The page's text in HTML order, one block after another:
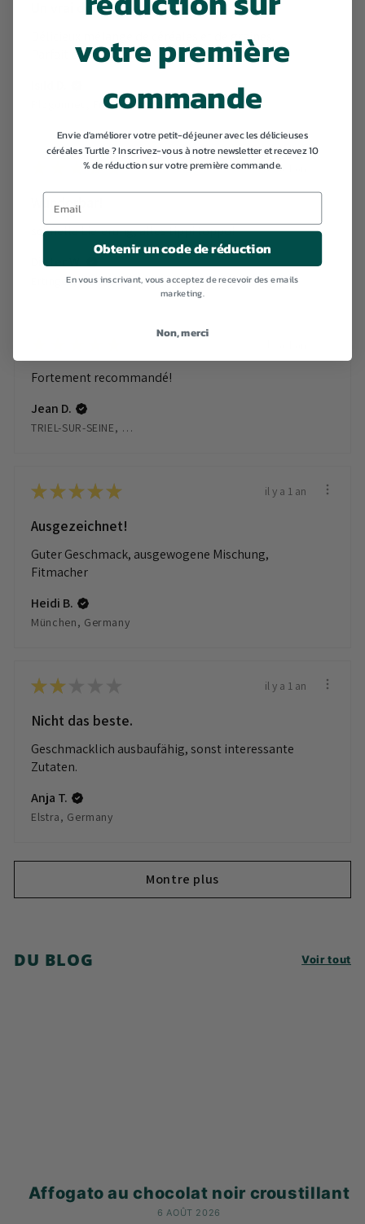
Un vrai délice
Délicieux mélange de céréales et de graines.
Parfait en overnight.
Plogonnec, France
★★ il y a 1 an
Wunderbar!
schnelle Lieferung, alles tippi toppo!
Dieter W.
Ertingen, Germany
Fortement recommandé!
Jean D.
TRIEL-SUR-SEINE, France
★★★★★ il y a 1 an
Ausgezeichnet!
Guter Geschmack, ausgewogene Mischung,
Fitmacher
Heidi B.
München, Germany
★★ il y a 1 an
Nicht das beste.
Geschmacklich ausbaufähig, sonst interessante
Zutaten.
Anja T.
Elstra, Germany
Montre plus
DU BLOG Voir tout
Affogato au chocolat noir croustillant
6 AOÛT 2026
votre première
commande
Envie d'améliorer votre petit-déjeuner avec les délicieuses
céréales Turtle ? Inscrivez-vous à notre newsletter et recevez 10
% de réduction sur votre première commande.
Obtenir un code de réduction
En vous inscrivant, vous acceptez de recevoir des emails
marketing.
Non, merci